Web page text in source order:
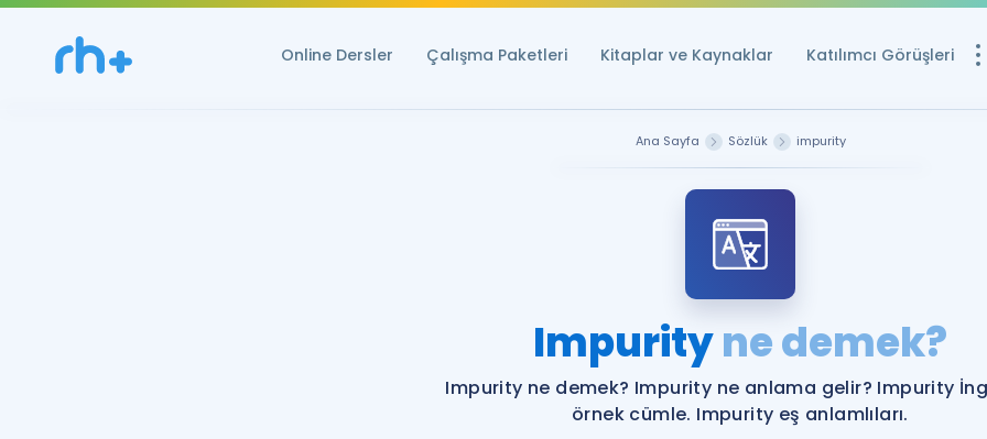
Online Dersler Çalışma Paketleri Kitaplar ve Kaynaklar Katılımcı Görüşleri
YDS ve YÖKDİL
Rehberlik Aracı
YDS ve YÖKDİL'e
Ana Sayfa Sözlük impurity
Impurityne demek?
Impurity ne demek? Impurity ne anlama gelir? Impurity
örnek cümle. Impurity eş anlamlıları.